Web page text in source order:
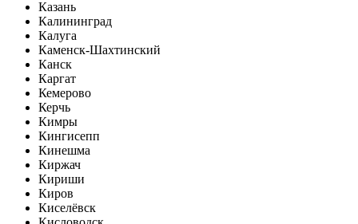
Казань
Калининград
Калуга
Каменск-Шахтинский
Канск
Каргат
Кемерово
Керчь
Кимры
Кингисепп
Кинешма
Киржач
Кириши
Киров
Киселёвск